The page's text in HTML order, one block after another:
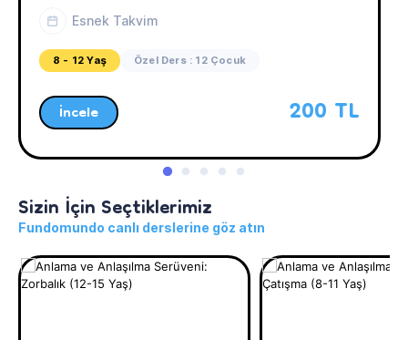
Esnek Takvim
8 - 12 Yaş Özel Ders : 12 Çocuk
İncele 200 TL
Sizin İçin Seçtiklerimiz
Fundomundo canlı derslerine göz atın